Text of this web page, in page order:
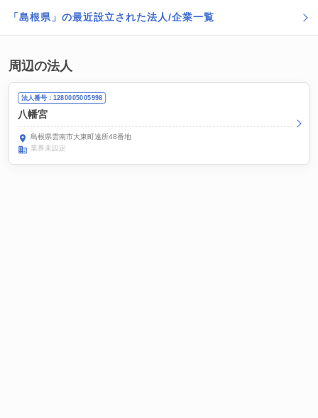
「島根県」の最近設立された法人/企業一覧
周辺の法人
法人番号：1280005005998
八幡宮
島根県雲南市大東町遠所48番地
業界未設定